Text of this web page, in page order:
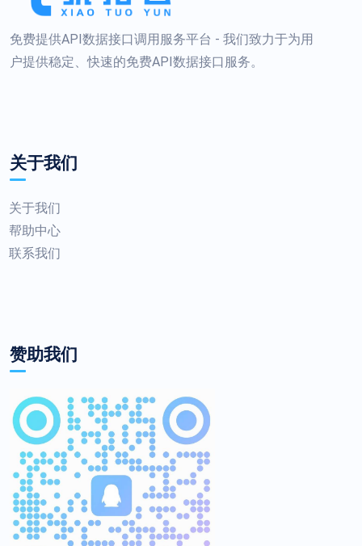
免费提供API数据接口调用服务平台 - 我们致力于为用
户提供稳定、快速的免费API数据接口服务。
关于我们
关于我们
帮助中心
联系我们
赞助我们